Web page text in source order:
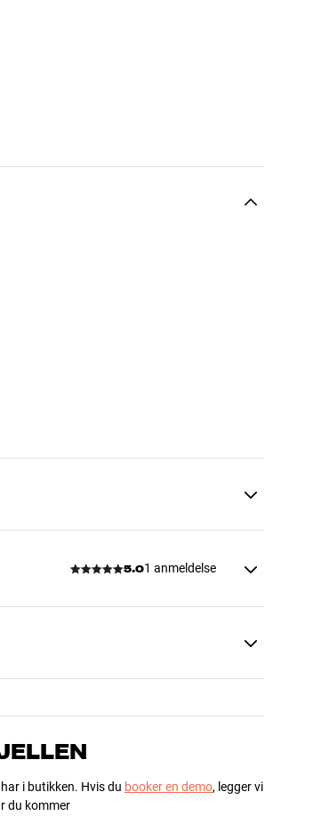
5.01 anmeldelse
i butikken. Hvis du booker en demo, legger vi
du kommer